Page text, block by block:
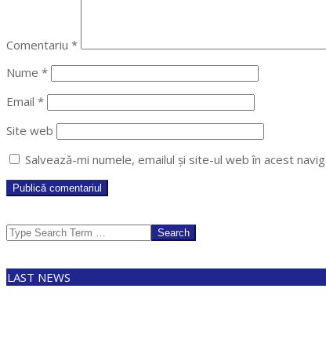
Comentariu *
Nume *
Email *
Site web
Salvează-mi numele, emailul și site-ul web în acest
Search
LAST NEWS